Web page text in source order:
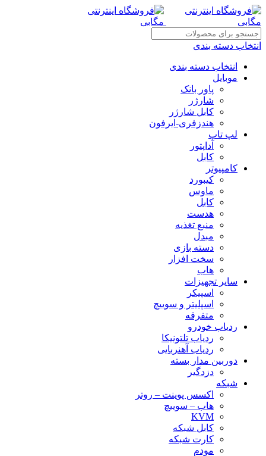
انتخاب دسته بندی
انتخاب دسته بندی
موبایل
پاور بانک
شارژر
کابل شارژر
هندزفری-ایرفون
لپ تاپ
آداپتور
کابل
کامپیوتر
کیبورد
ماوس
کابل
هدست
منبع تغذیه
مبدل
دسته بازی
سخت افزار
هاب
سایر تجهیزات
اسپیکر
اسپلیتر و سوییچ
متفرقه
ردیاب خودرو
ردیاب تلتونیکا
ردیاب آهنربایی
دوربین مدار بسته
دزدگیر
شبکه
اکسس پوینت – روتر
هاب – سوییچ
KVM
کابل شبکه
کارت شبکه
مودم